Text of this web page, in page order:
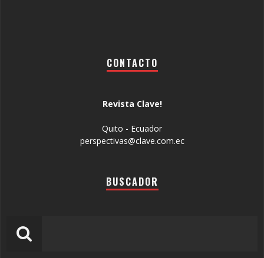
CONTACTO
Revista Clave!
Quito - Ecuador
perspectivas@clave.com.ec
BUSCADOR